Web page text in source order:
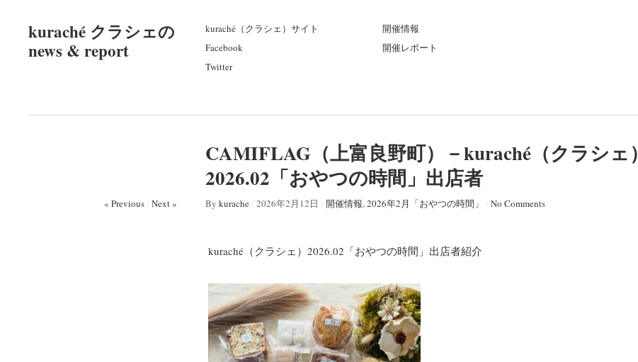
kuraché クラシェの
news & report
kuraché（クラシェ）サイト
Facebook
Twitter
開催情報
開催レポート
CAMIFLAG（上富良野町）－kuraché（クラシェ）
2026.02「おやつの時間」出店者
« Previous/ Next » By kurache/ 2026年2月12日 / 開催情報,2026年2月「おやつの時間」 / No Comments
kuraché（クラシェ）2026.02「おやつの時間」出店者紹介